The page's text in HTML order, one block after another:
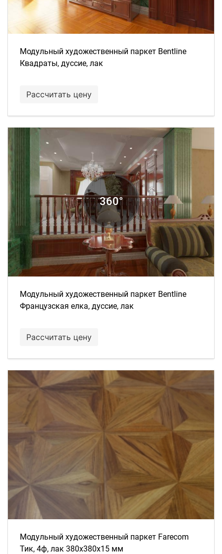
Модульный художественный паркет Bentline
Квадраты, дуссие, лак
Рассчитать цену
Модульный художественный паркет Bentline
Французская елка, дуссие, лак
Рассчитать цену
Модульный художественный паркет Farecom
Тик, 4ф, лак 380х380х15 мм